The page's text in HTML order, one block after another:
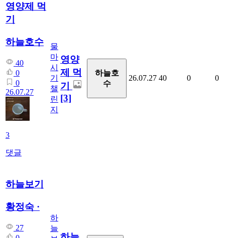
영양제 먹
기
하늘호수
40
0
0
26.07.27
3
댓글
물
마
시
기
챌
린
지
영양
제 먹
기
[3]
하늘호
수
26.07.27 40 0 0
하늘보기
황정숙 ·
27
하
늘